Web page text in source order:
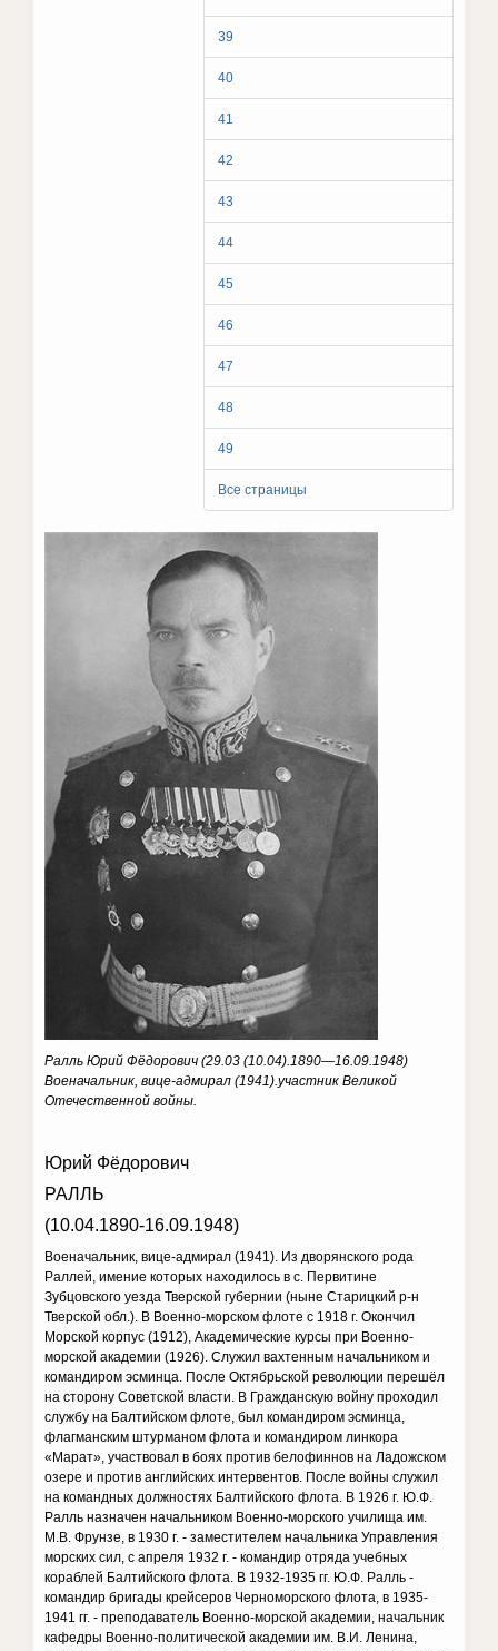
39
40
41
42
43
44
45
46
47
48
49
Все страницы
Ралль Юрий Фёдорович (29.03 (10.04).1890—16.09.1948)
Военачальник, вице-адмирал (1941).участник Великой
Отечественной войны.
Юрий Фёдорович
РАЛЛЬ
(10.04.1890-16.09.1948)
Военачальник, вице-адмирал (1941). Из дворянского рода
Раллей, имение которых находилось в с. Первитине
Зубцовского уезда Тверской губернии (ныне Старицкий р-н
Тверской обл.). В Военно-морском флоте с 1918 г. Окончил
Морской корпус (1912), Академические курсы при Военно-
морской академии (1926). Служил вахтенным начальником и
командиром эсминца. После Октябрьской революции перешёл
на сторону Советской власти. В Гражданскую войну проходил
службу на Балтийском флоте, был командиром эсминца,
флагманским штурманом флота и командиром линкора
«Марат», участвовал в боях против белофиннов на Ладожском
озере и против английских интервентов. После войны служил
на командных должностях Балтийского флота. В 1926 г. Ю.Ф.
Ралль назначен начальником Военно-морского училища им.
М.В. Фрунзе, в 1930 г. - заместителем начальника Управления
морских сил, с апреля 1932 г. - командир отряда учебных
кораблей Балтийского флота. В 1932-1935 гг. Ю.Ф. Ралль -
командир бригады крейсеров Черноморского флота, в 1935-
1941 гг. - преподаватель Военно-морской академии, начальник
кафедры Военно-политической академии им. В.И. Ленина,